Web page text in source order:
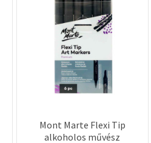
Mont Marte Flexi Tip
alkoholos művész